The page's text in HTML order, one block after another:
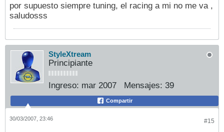
por supuesto siempre tuning, el racing a mi no me va ,
saludosss
StyleXtream
Principiante
Ingreso: mar 2007 Mensajes: 39
Compartir
#15
30/03/2007, 23:46